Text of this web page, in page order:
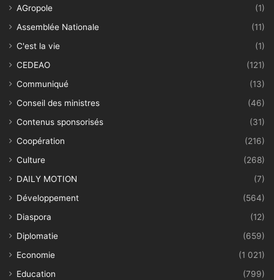
AGropole
(1)
Assemblée Nationale
(11)
C'est la vie
(1)
CEDEAO
(121)
Communiqué
(13)
Conseil des ministres
(46)
Contenus sponsorisés
(31)
Coopération
(216)
Culture
(268)
DAILY MOTION
(7)
Développement
(564)
Diaspora
(12)
Diplomatie
(659)
Economie
(1 021)
Education
(799)